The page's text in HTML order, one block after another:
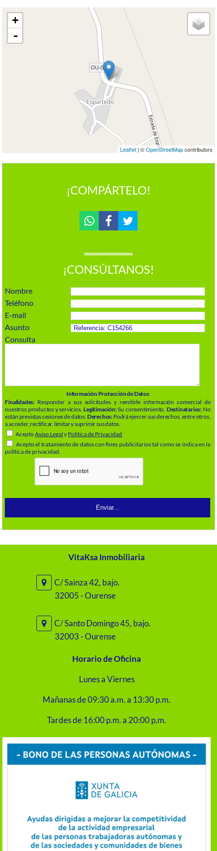
+
-
Leaflet| ©OpenStreetMapcontributors
¡COMPÁRTELO!
¡CONSÚLTANOS!
Nombre
Teléfono
E-mail
Asunto
Consulta
Información Protección de Datos
Finalidades: Responder a sus solicitudes y remitirle información comercial de
nuestros productos y servicios.Legitimación:Su consentimiento. Destinatarios:No
están previstas cesiones de datos. Derechos: Podrá ejercer sus derechos, entre otros,
a acceder, rectificar, limitar y suprimir sus datos.
AceptoAviso Legal y Política de Privacidad
Acepto el tratamiento de datos con fines publicitarios tal como se indica en la
política de privacidad.
VitaKsa Inmobiliaria
C/ Sainza 42, bajo.
32005 - Ourense
C/ Santo Domingo 45, bajo.
32003 - Ourense
Horario de Oficina
Lunes a Viernes
Mañanas de 09:30 a.m. a 13:30 p.m.
Tardes de 16:00 p.m. a 20:00 p.m.